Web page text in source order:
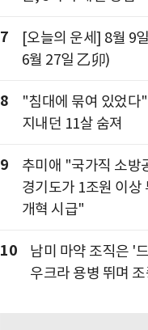
7
[오늘의 운세] 8월 9
6월 27일 乙卯)
8
"침대에 묶여 있었다
지내던 11살 숨져
9
추미애 "국가직 소방
경기도가 1조원 이
개혁 시급"
10
남미 마약 조직은 '
우크라 용병 뛰며